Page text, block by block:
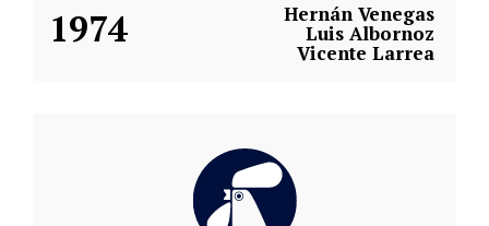
1974 Hernán Venegas
Luis Albornoz
Vicente Larrea